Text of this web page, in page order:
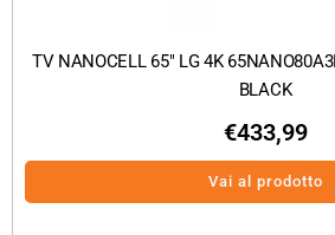
TV NANOCELL 65″ LG 4K
BLACK
€433,99
Vai al prodotto